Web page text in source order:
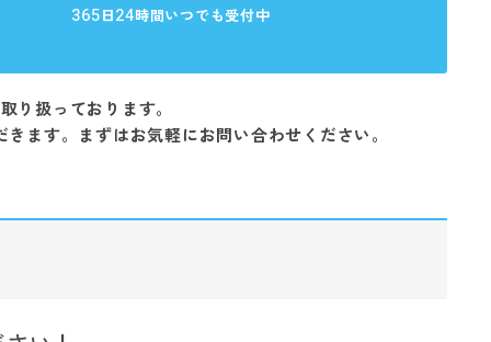
365日24時間いつでも受付中
り扱っております。
ます。まずはお気軽にお問い合わせください。